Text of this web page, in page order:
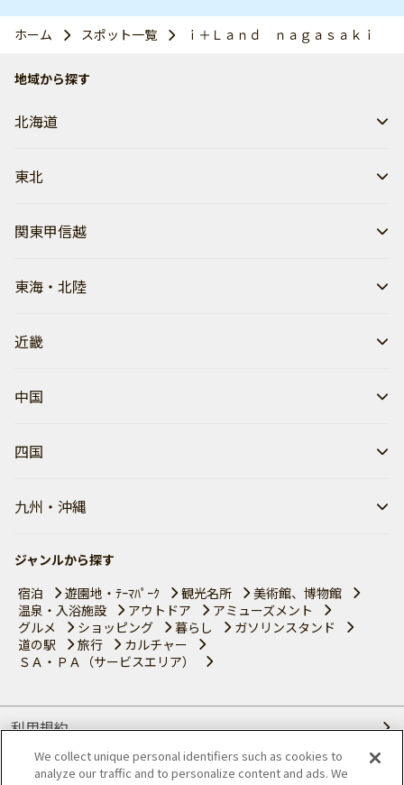
ホーム スポット一覧 ｉ＋Ｌａｎｄ ｎａｇａｓａｋｉ
地域から探す
北海道
東北
関東甲信越
東海・北陸
近畿
中国
四国
九州・沖縄
ジャンルから探す
宿泊
遊園地・ﾃｰﾏﾊﾟｰｸ 観光名所
美術館、博物館
温泉・入浴施設
アウトドア
アミューズメント
グルメ
ショッピング 暮らし
ガソリンスタンド
道の駅
旅行
カルチャー
ＳＡ・ＰＡ（サービスエリア）
利用規約
個人情報の取り扱いについて
We collect unique personal identifiers such as cookies to
analyze our traffic and to personalize content and ads. We